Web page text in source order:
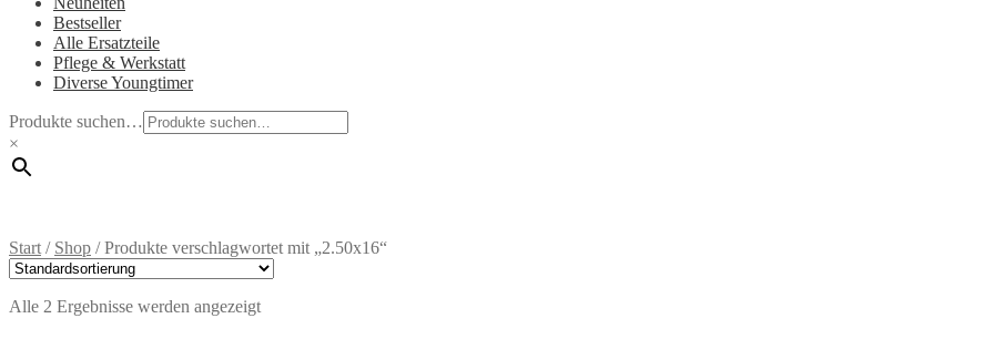
Bestseller
Alle Ersatzteile
Pflege & Werkstatt
Diverse Youngtimer
Produkte suchen…
×
Start / Shop /Produkte verschlagwortet mit „2.50x16“
Alle 2 Ergebnisse werden angezeigt